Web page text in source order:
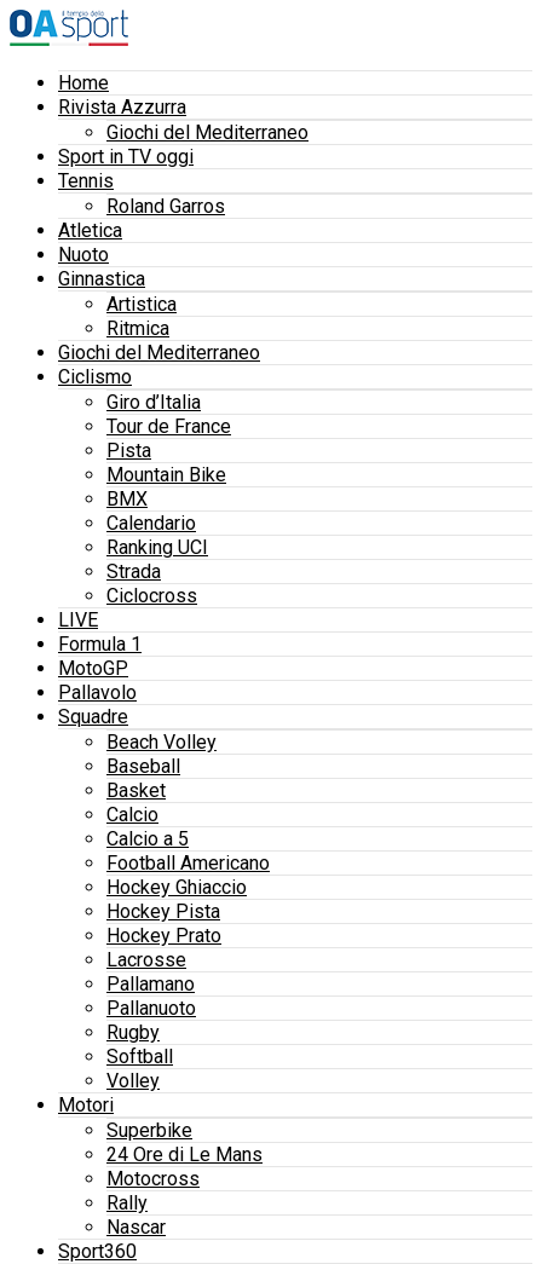
Home
Rivista Azzurra
Giochi del Mediterraneo
Sport in TV oggi
Tennis
Roland Garros
Atletica
Nuoto
Ginnastica
Artistica
Ritmica
Giochi del Mediterraneo
Ciclismo
Giro d’Italia
Tour de France
Pista
Mountain Bike
BMX
Calendario
Ranking UCI
Strada
Ciclocross
LIVE
Formula 1
MotoGP
Pallavolo
Squadre
Beach Volley
Baseball
Basket
Calcio
Calcio a 5
Football Americano
Hockey Ghiaccio
Hockey Pista
Hockey Prato
Lacrosse
Pallamano
Pallanuoto
Rugby
Softball
Volley
Motori
Superbike
24 Ore di Le Mans
Motocross
Rally
Nascar
Sport360